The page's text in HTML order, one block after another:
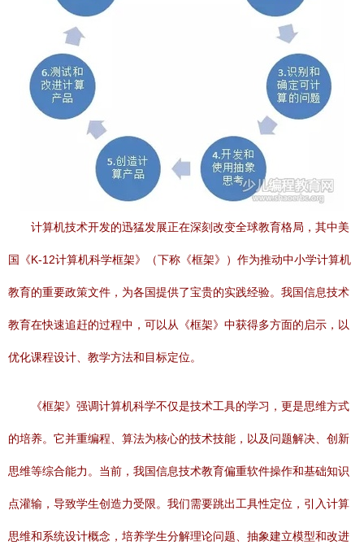
计算机技术开发的迅猛发展正在深刻改变全球教育格局，其中美
国《K-12计算机科学框架》（下称《框架》）作为推动中小学计算机
教育的重要政策文件，为各国提供了宝贵的实践经验。我国信息技术
教育在快速追赶的过程中，可以从《框架》中获得多方面的启示，以
优化课程设计、教学方法和目标定位。
《框架》强调计算机科学不仅是技术工具的学习，更是思维方式
的培养。它并重编程、算法为核心的技术技能，以及问题解决、创新
思维等综合能力。当前，我国信息技术教育偏重软件操作和基础知识
点灌输，导致学生创造力受限。我们需要跳出工具性定位，引入计算
思维和系统设计概念，培养学生分解理论问题、抽象建立模型和改进